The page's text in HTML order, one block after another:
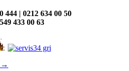
444 | 0212 634 00 50
433 00 63
→